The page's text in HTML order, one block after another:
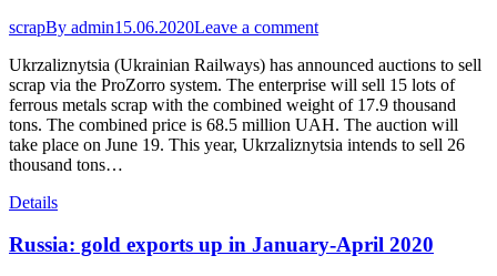
scrapBy admin15.06.2020Leave a comment
Ukrzaliznytsia (Ukrainian Railways) has announced auctions to sell
scrap via the ProZorro system. The enterprise will sell 15 lots of
ferrous metals scrap with the combined weight of 17.9 thousand
tons. The combined price is 68.5 million UAH. The auction will
take place on June 19. This year, Ukrzaliznytsia intends to sell 26
thousand tons…
Details
Russia: gold exports up in January-April 2020